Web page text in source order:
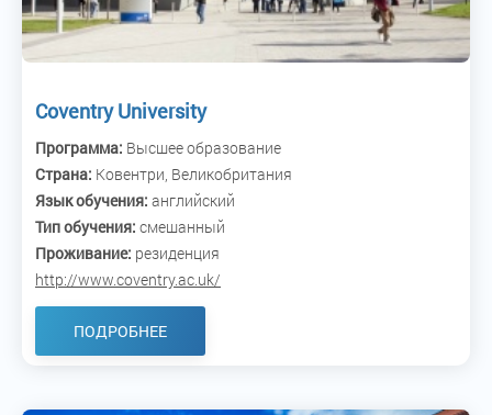
Coventry University
Программа: Высшее образование
Страна: Ковентри, Великобритания
Язык обучения: английский
Тип обучения: смешанный
Проживание: резиденция
http://www.coventry.ac.uk/
ПОДРОБНЕЕ